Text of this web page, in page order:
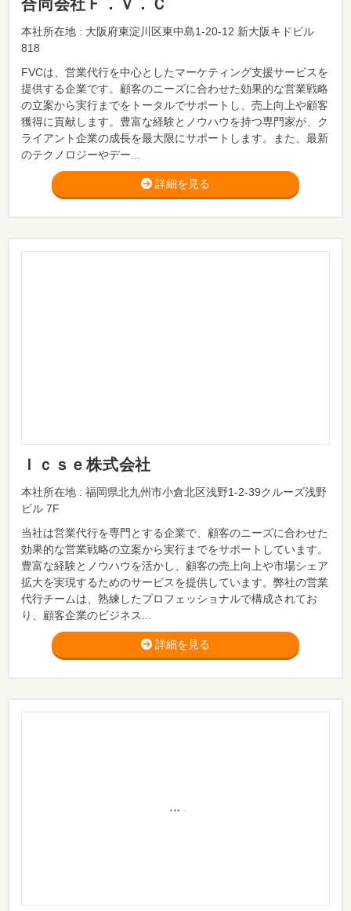
合同会社Ｆ．Ｖ．Ｃ
本社所在地 : 大阪府東淀川区東中島1-20-12 新大阪キドビル
818
FVCは、営業代行を中心としたマーケティング支援サービスを
提供する企業です。顧客のニーズに合わせた効果的な営業戦略
の立案から実行までをトータルでサポートし、売上向上や顧客
獲得に貢献します。豊富な経験とノウハウを持つ専門家が、ク
ライアント企業の成長を最大限にサポートします。また、最新
のテクノロジーやデー...
詳細を見る
Ｉｃｓｅ株式会社
本社所在地 : 福岡県北九州市小倉北区浅野1-2-39クルーズ浅野
ビル 7F
当社は営業代行を専門とする企業で、顧客のニーズに合わせた
効果的な営業戦略の立案から実行までをサポートしています。
豊富な経験とノウハウを活かし、顧客の売上向上や市場シェア
拡大を実現するためのサービスを提供しています。弊社の営業
代行チームは、熟練したプロフェッショナルで構成されてお
り、顧客企業のビジネス...
詳細を見る